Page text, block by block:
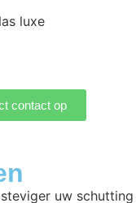
contact op
uw